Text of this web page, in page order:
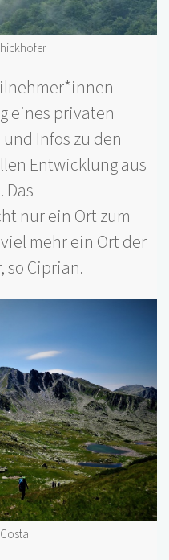
eines privaten
Infos zu den
Entwicklung aus
nur ein Ort zum
mehr ein Ort der
so Ciprian.